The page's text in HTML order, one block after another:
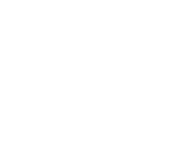
eredienst gebruikt
De vuurbekkens
goud of zilver was,
Het brons van de